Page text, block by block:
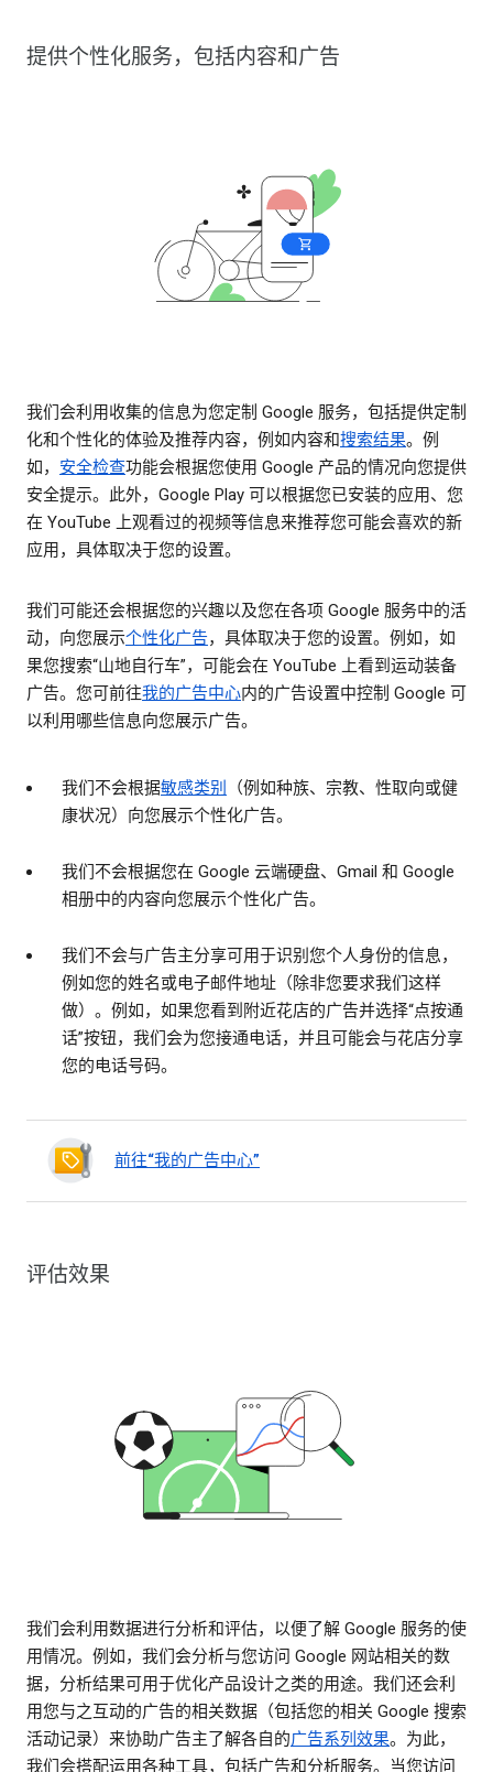
提供个性化服务，包括内容和广告
我们会利用收集的信息为您定制 Google 服务，包括提供定制
化和个性化的体验及推荐内容，例如内容和搜索结果。例
如， 安全检查功能会根据您使用 Google 产品的情况向您提供
安全提示。此外，Google Play 可以根据您已安装的应用、您
在 YouTube 上观看过的视频等信息来推荐您可能会喜欢的新
应用，具体取决于您的设置。
我们可能还会根据您的兴趣以及您在各项 Google 服务中的活
动，向您展示个性化广告，具体取决于您的设置。例如，如
果您搜索“山地自行车”，可能会在 YouTube 上看到运动装备
广告。您可前往我的广告中心内的广告设置中控制 Google 可
以利用哪些信息向您展示广告。
我们不会根据敏感类别
（例如种族、宗教、性取向或健
康状况）向您展示个性化广告。
我们不会根据您在 Google 云端硬盘、Gmail 和 Google
相册中的内容向您展示个性化广告。
我们不会与广告主分享可用于识别您个人身份的信息，
例如您的姓名或电子邮件地址（除非您要求我们这样
做）。例如，如果您看到附近花店的广告并选择“点按通
话”按钮，我们会为您接通电话，并且可能会与花店分享
您的电话号码。
前往“我的广告中心”
评估效果
我们会利用数据进行分析和评估，以便了解 Google 服务的使
用情况。例如，我们会分析与您访问 Google 网站相关的数
据，分析结果可用于优化产品设计之类的用途。我们还会利
用您与之互动的广告的相关数据（包括您的相关 Google 搜索
活动记录）来协助广告主了解各自的广告系列效果。为此，
我们会搭配运用各种工具，包括广告和分析服务。当您访问